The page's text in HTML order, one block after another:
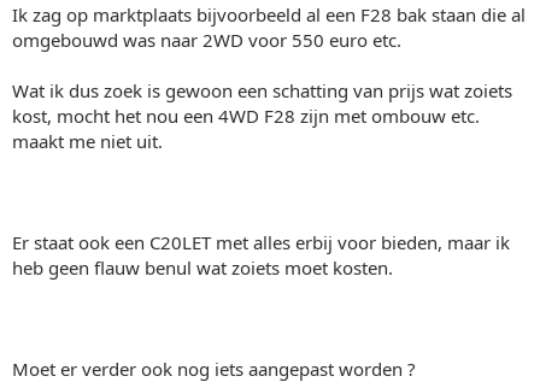
Ik zag op marktplaats bijvoorbeeld al een F28 bak staan die al
omgebouwd was naar 2WD voor 550 euro etc.
Wat ik dus zoek is gewoon een schatting van prijs wat zoiets
kost, mocht het nou een 4WD F28 zijn met ombouw etc.
maakt me niet uit.
Er staat ook een C20LET met alles erbij voor bieden, maar ik
heb geen flauw benul wat zoiets moet kosten.
Moet er verder ook nog iets aangepast worden ?